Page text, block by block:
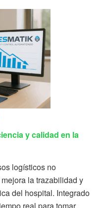
y calidad en la
logísticos no
la trazabilidad y
del hospital. Integrado